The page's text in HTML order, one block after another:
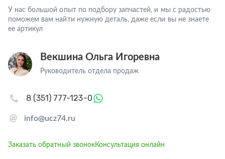
У нас большой опыт по подбору запчастей, и мы с радостью
поможем вам найти нужную деталь, даже если вы не знаете
ее артикул
Векшина Ольга Игоревна
Руководитель отдела продаж
info@ucz74.ru
8 (351) 777-123-0
Заказать обратный звонокКонсультация онлайн